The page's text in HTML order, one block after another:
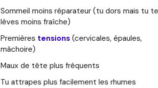
Sommeil moins réparateur (tu dors mais tu te
lèves moins fraîche)
Premières tensions (cervicales, épaules,
mâchoire)
Maux de tête plus fréquents
Tu attrapes plus facilement les rhumes